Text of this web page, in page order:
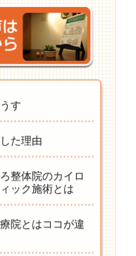
す
た理由
整体院のカイロ
ック施術とは
院とはココが違